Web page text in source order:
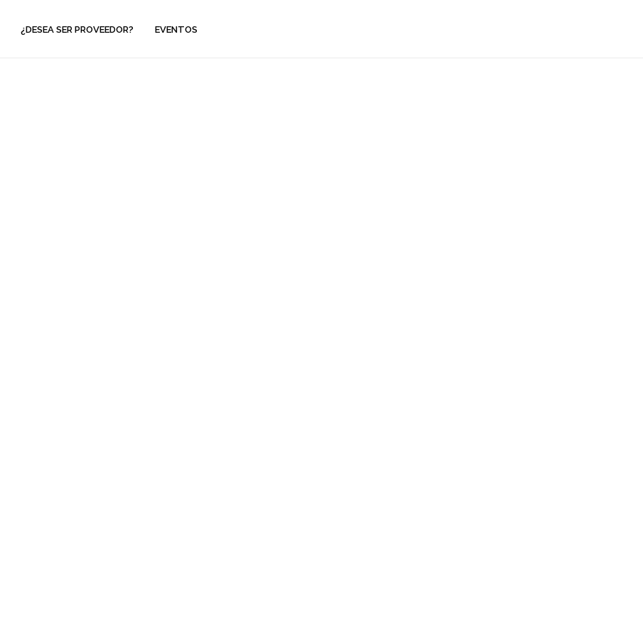
¿DESEA SER PROVEEDOR? EVENTOS